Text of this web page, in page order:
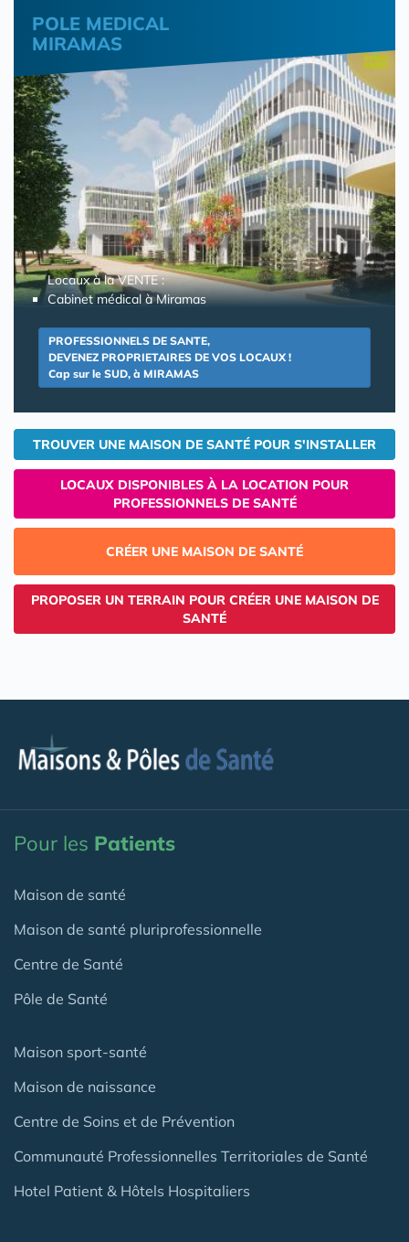
POLE MEDICAL
MIRAMAS
Locaux à la VENTE :
Cabinet médical à Miramas
PROFESSIONNELS DE SANTE,
DEVENEZ PROPRIETAIRES DE VOS LOCAUX !
Cap sur le SUD, à MIRAMAS
TROUVER UNE MAISON DE SANTÉ POUR S'INSTALLER
LOCAUX DISPONIBLES À LA LOCATION POUR
PROFESSIONNELS DE SANTÉ
CRÉER UNE MAISON DE SANTÉ
PROPOSER UN TERRAIN POUR CRÉER UNE MAISON DE
SANTÉ
Pour les Patients
Maison de santé
Maison de santé pluriprofessionnelle
Centre de Santé
Pôle de Santé
Maison sport-santé
Maison de naissance
Centre de Soins et de Prévention
Communauté Professionnelles Territoriales de Santé
Hotel Patient & Hôtels Hospitaliers